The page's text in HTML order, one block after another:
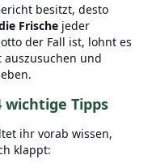
besitzt, desto
Frische jeder
der Fall ist, lohnt es
und
Tipps
ihr vorab wissen,
klappt: